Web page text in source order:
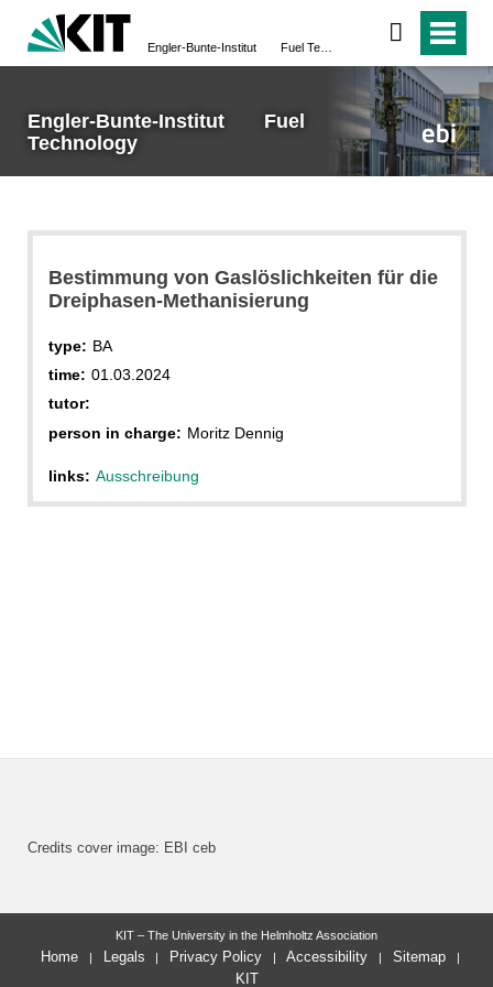
Engler-Bunte-Institut Fuel
Technology
Bestimmung von Gaslöslichkeiten für die
Dreiphasen-Methanisierung
type: BA
time: 01.03.2024
tutor:
person in charge: Moritz Dennig
links: Ausschreibung
Credits cover image: EBI ceb
KIT – The University in the Helmholtz Association
Home Legals Privacy Policy Accessibility
Sitemap
KIT